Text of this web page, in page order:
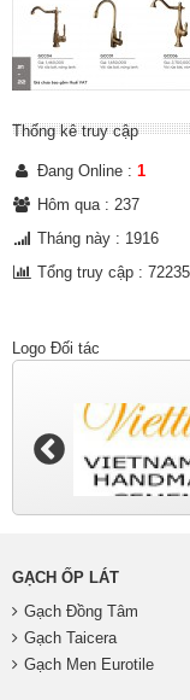
Thống kê truy cập
Đang Online : 1
Hôm qua : 237
Tháng này : 1916
Tổng truy cập :
Logo Đối tác
GẠCH ỐP LÁT
Gạch Đồng Tâm
Gạch Taicera
Gạch Men Eurotile